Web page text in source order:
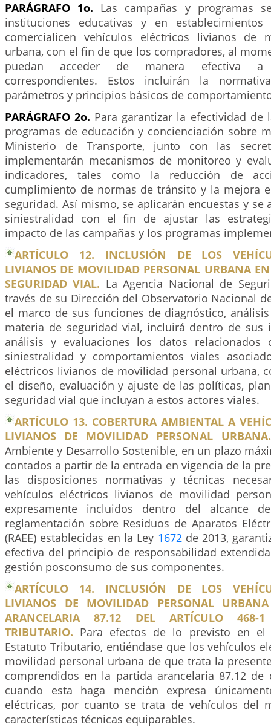
PARÁGRAFO 1o. Las campañas y programas
instituciones educativas y en
comercialicen vehículos eléctricos livianos de
urbana, con el fin de que los compradores, al
puedan acceder de manera efectiva a
correspondientes. Estos incluirán la
parámetros y principios básicos de
PARÁGRAFO 2o. Para garantizar la efectividad de
programas de educación y concienciación sobre
Ministerio de Transporte, junto con las
implementarán mecanismos de monitoreo y
indicadores, tales como la reducción de
cumplimiento de normas de tránsito y la mejora
seguridad. Así mismo, se aplicarán encuestas y se
siniestralidad con el fin de ajustar las
impacto de las campañas y los programas
ARTÍCULO 12. INCLUSIÓN DE LOS
LIVIANOS DE MOVILIDAD PERSONAL URBANA EN
SEGURIDAD VIAL. La Agencia Nacional de
través de su Dirección del Observatorio Nacional
el marco de sus funciones de diagnóstico,
materia de seguridad vial, incluirá dentro de sus
análisis y evaluaciones los datos relacionados
siniestralidad y comportamientos viales
eléctricos livianos de movilidad personal urbana,
el diseño, evaluación y ajuste de las políticas,
seguridad vial que incluyan a estos actores viales.
ARTÍCULO 13. COBERTURA AMBIENTAL A
LIVIANOS DE MOVILIDAD PERSONAL URBANA.
Ambiente y Desarrollo Sostenible, en un plazo
contados a partir de la entrada en vigencia de la
las disposiciones normativas y técnicas
vehículos eléctricos livianos de movilidad
expresamente incluidos dentro del alcance
reglamentación sobre Residuos de Aparatos
(RAEE) establecidas en la Ley 1672de 2013,
efectiva del principio de responsabilidad
gestión posconsumo de sus componentes.
ARTÍCULO 14. INCLUSIÓN DE LOS
LIVIANOS DE MOVILIDAD PERSONAL
ARANCELARIA 87.12 DEL ARTÍCULO 468-
TRIBUTARIO. Para efectos de lo previsto en
Estatuto Tributario, entiéndase que los vehículos
movilidad personal urbana de que trata la
comprendidos en la partida arancelaria 87.12 de
cuando esta haga mención expresa
eléctricas, por cuanto se trata de vehículos del
características técnicas equiparables.